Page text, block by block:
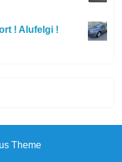
! Alufelgi !
Theme